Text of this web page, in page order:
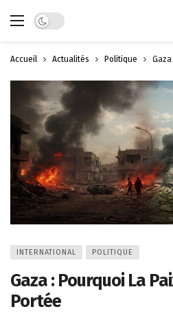
Dark mode
Accueil Actualités Politique
INTERNATIONAL POLITIQUE
Gaza : Pourquoi La
Portée